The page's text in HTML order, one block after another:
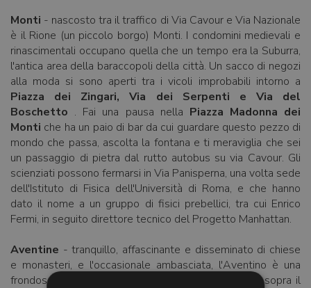
Monti - nascosto tra il traffico di Via Cavour e Via Nazionale
è il Rione (un piccolo borgo) Monti. I condomini medievali e
rinascimentali occupano quella che un tempo era la Suburra,
l'antica area della baraccopoli della città. Un sacco di negozi
alla moda si sono aperti tra i vicoli improbabili intorno a
Piazza dei Zingari, Via dei Serpenti e Via del
Boschetto . Fai una pausa nella Piazza Madonna dei
Monti che ha un paio di bar da cui guardare questo pezzo di
mondo che passa, ascolta la fontana e ti meraviglia che sei
un passaggio di pietra dal rutto autobus su via Cavour. Gli
scienziati possono fermarsi in Via Panisperna, una volta sede
dell'Istituto di Fisica dell'Università di Roma, e che hanno
dato il nome a un gruppo di fisici prebellici, tra cui Enrico
Fermi, in seguito direttore tecnico del Progetto Manhattan.
Aventine - tranquillo, affascinante e disseminato di chiese
e monasteri, e l'occasionale ambasciata, l'Aventino è una
frondosa enclave di case intelligenti che si ergono sopra il